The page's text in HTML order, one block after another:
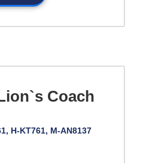
Coach
H-KT761, M-AN8137